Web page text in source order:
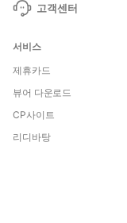
고객센터
서비스
제휴카드
뷰어 다운로드
CP사이트
리디바탕